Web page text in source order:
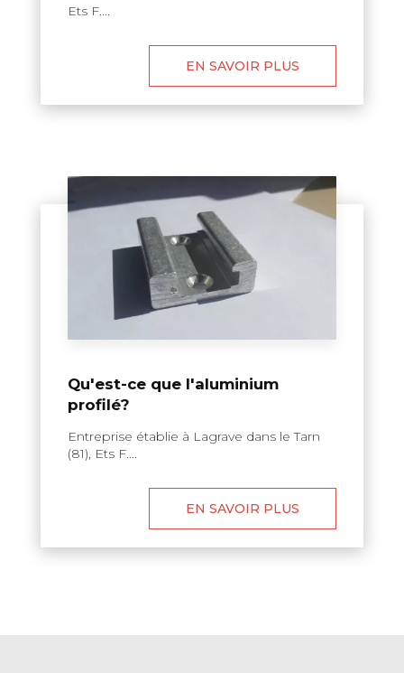
Ets F....
EN SAVOIR PLUS
Qu'est-ce que l'aluminium
profilé?
Entreprise établie à Lagrave dans le Tarn
(81), Ets F....
EN SAVOIR PLUS